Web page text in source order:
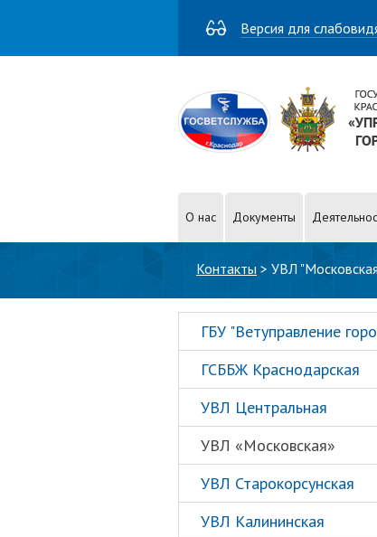
Версия для
О нас Документы
Контакты > УВЛ
ГБУ "Ветуправление
ГСББЖ Краснодарская
УВЛ Центральная
УВЛ «Московская»
УВЛ Старокорсунская
УВЛ Калининская